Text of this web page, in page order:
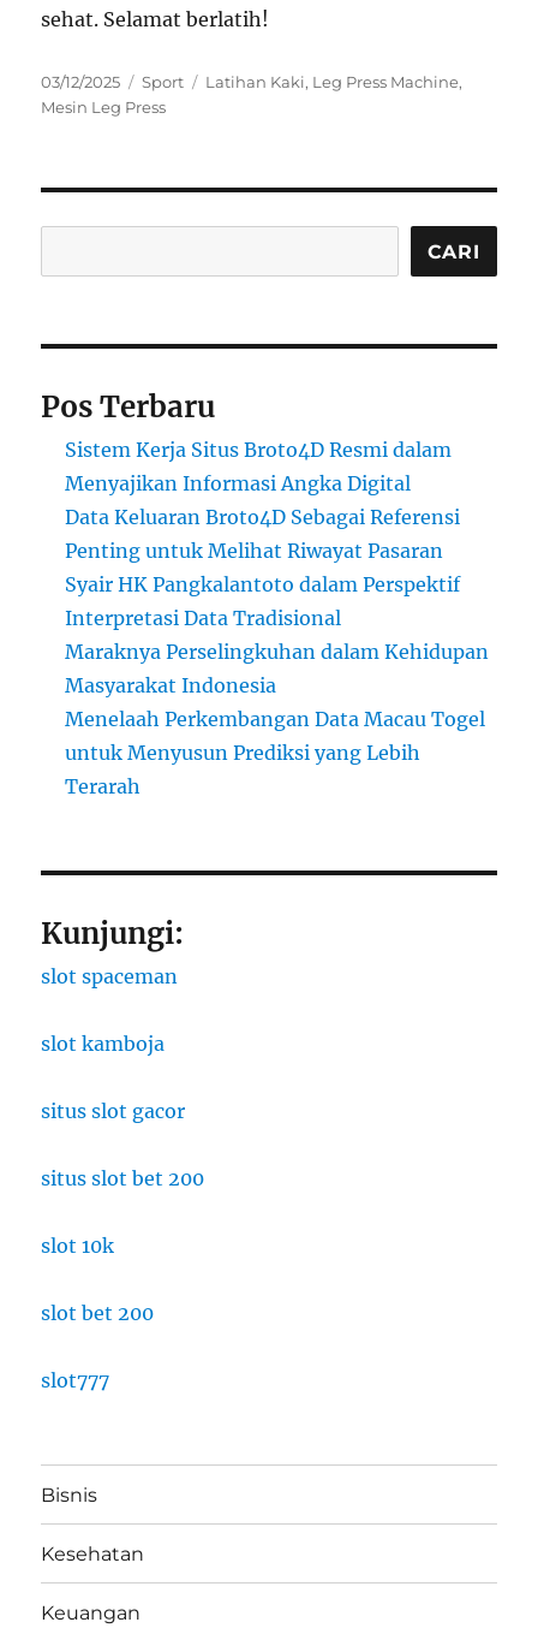
sehat. Selamat berlatih!
Posted
on
03/12/2025 Categories
Sport Tags
Latihan Kaki, Leg Press Machine,
Mesin Leg Press
CARI
Pos Terbaru
Sistem Kerja Situs Broto4D Resmi dalam
Menyajikan Informasi Angka Digital
Data Keluaran Broto4D Sebagai Referensi
Penting untuk Melihat Riwayat Pasaran
Syair HK Pangkalantoto dalam Perspektif
Interpretasi Data Tradisional
Maraknya Perselingkuhan dalam Kehidupan
Masyarakat Indonesia
Menelaah Perkembangan Data Macau Togel
untuk Menyusun Prediksi yang Lebih
Terarah
Kunjungi:
slot spaceman
slot kamboja
situs slot gacor
situs slot bet 200
slot 10k
slot bet 200
slot777
Bisnis
Kesehatan
Keuangan